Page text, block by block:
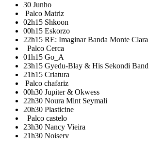
30 Junho
Palco Matriz
02h15 Shkoon
00h15 Eskorzo
22h15 RE: Imaginar Banda Monte Clara
Palco Cerca
01h15 Go_A
23h15 Gyedu-Blay & His Sekondi Band
21h15 Criatura
Palco chafariz
00h30 Jupiter & Okwess
22h30 Noura Mint Seymali
20h30 Plasticine
Palco castelo
23h30 Nancy Vieira
21h30 Noiserv